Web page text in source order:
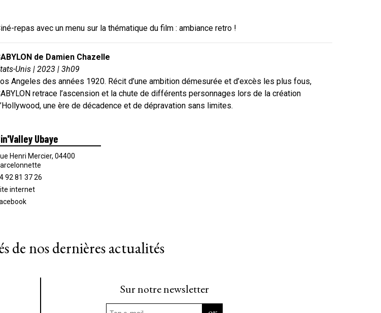
repas avec un menu sur la thématique du film : ambiance retro !
de Damien Chazelle
Unis | 2023 | 3h09
Angeles des années 1920. Récit d’une ambition démesurée et d’excès les plus fous,
retrace l’ascension et la chute de différents personnages lors de la création
une ère de décadence et de dépravation sans limites.
Ubaye
Henri Mercier, 04400
92 81 37 26
internet
de nos dernières actualités
Sur notre newsletter